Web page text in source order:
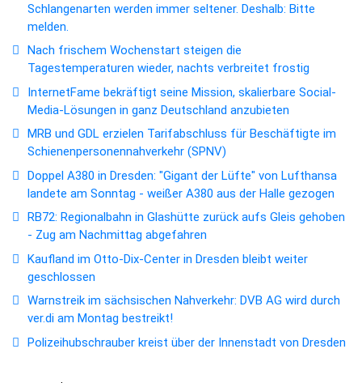
Schlangenarten werden immer seltener. Deshalb: Bitte
melden.
Nach frischem Wochenstart steigen die
Tagestemperaturen wieder, nachts verbreitet frostig
InternetFame bekräftigt seine Mission, skalierbare Social-
Media-Lösungen in ganz Deutschland anzubieten
MRB und GDL erzielen Tarifabschluss für Beschäftigte im
Schienenpersonennahverkehr (SPNV)
Doppel A380 in Dresden: "Gigant der Lüfte" von Lufthansa
landete am Sonntag - weißer A380 aus der Halle gezogen
RB72: Regionalbahn in Glashütte zurück aufs Gleis gehoben
- Zug am Nachmittag abgefahren
Kaufland im Otto-Dix-Center in Dresden bleibt weiter
geschlossen
Warnstreik im sächsischen Nahverkehr: DVB AG wird durch
ver.di am Montag bestreikt!
Polizeihubschrauber kreist über der Innenstadt von Dresden